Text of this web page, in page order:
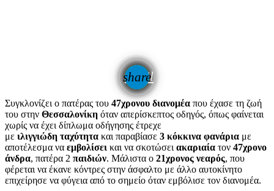
share
email
Συγκλονίζει ο πατέρας του 47χρονου διανομέα που έχασε τη ζωή
του στην Θεσσαλονίκη όταν απερίσκεπτος οδηγός, όπως φαίνεται
χωρίς να έχει δίπλωμα οδήγησης έτρεχε
με ιλιγγιώδη ταχύτητα και παραβίασε 3 κόκκινα φανάρια με
αποτέλεσμα να εμβολίσει και να σκοτώσει ακαριαία τον 47χρονο
άνδρα, πατέρα 2 παιδιών. Μάλιστα ο 21χρονος νεαρός, που
φέρεται να έκανε κόντρες στην άσφαλτο με άλλο αυτοκίνητο
επιχείρησε να φύγεια από το σημείο όταν εμβόλισε τον διανομέα.